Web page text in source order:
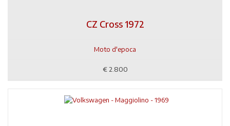
CZ Cross 1972
Moto d'epoca
€ 2.800